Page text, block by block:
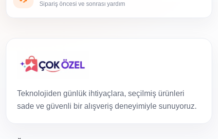
Sipariş öncesi ve sonrası yardım
Teknolojiden günlük ihtiyaçlara, seçilmiş ürünleri
sade ve güvenli bir alışveriş deneyimiyle sunuyoruz.